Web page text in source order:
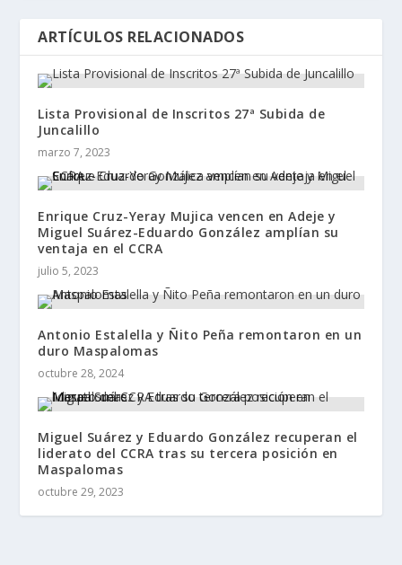
ARTÍCULOS RELACIONADOS
Lista Provisional de Inscritos 27ª Subida de
Juncalillo
marzo 7, 2023
Enrique Cruz-Yeray Mujica vencen en Adeje y
Miguel Suárez-Eduardo González amplían su
ventaja en el CCRA
julio 5, 2023
Antonio Estalella y Ñito Peña remontaron en un
duro Maspalomas
octubre 28, 2024
Miguel Suárez y Eduardo González recuperan el
liderato del CCRA tras su tercera posición en
Maspalomas
octubre 29, 2023